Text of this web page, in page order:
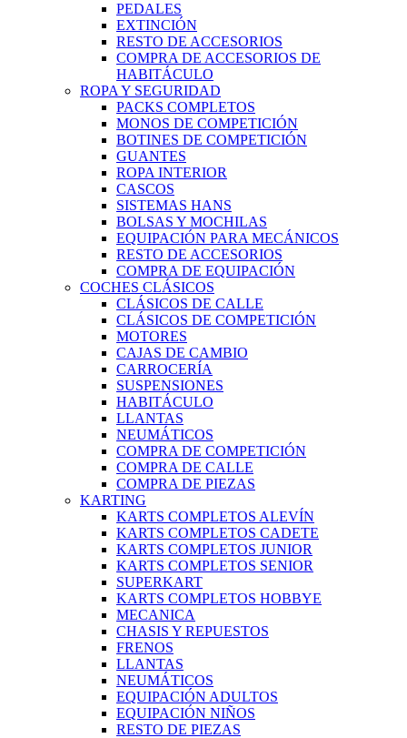
PEDALES
EXTINCIÓN
RESTO DE ACCESORIOS
COMPRA DE ACCESORIOS DE
HABITÁCULO
ROPA Y SEGURIDAD
PACKS COMPLETOS
MONOS DE COMPETICIÓN
BOTINES DE COMPETICIÓN
GUANTES
ROPA INTERIOR
CASCOS
SISTEMAS HANS
BOLSAS Y MOCHILAS
EQUIPACIÓN PARA MECÁNICOS
RESTO DE ACCESORIOS
COMPRA DE EQUIPACIÓN
COCHES CLÁSICOS
CLÁSICOS DE CALLE
CLÁSICOS DE COMPETICIÓN
MOTORES
CAJAS DE CAMBIO
CARROCERÍA
SUSPENSIONES
HABITÁCULO
LLANTAS
NEUMÁTICOS
COMPRA DE COMPETICIÓN
COMPRA DE CALLE
COMPRA DE PIEZAS
KARTING
KARTS COMPLETOS ALEVÍN
KARTS COMPLETOS CADETE
KARTS COMPLETOS JUNIOR
KARTS COMPLETOS SENIOR
SUPERKART
KARTS COMPLETOS HOBBYE
MECANICA
CHASIS Y REPUESTOS
FRENOS
LLANTAS
NEUMÁTICOS
EQUIPACIÓN ADULTOS
EQUIPACIÓN NIÑOS
RESTO DE PIEZAS